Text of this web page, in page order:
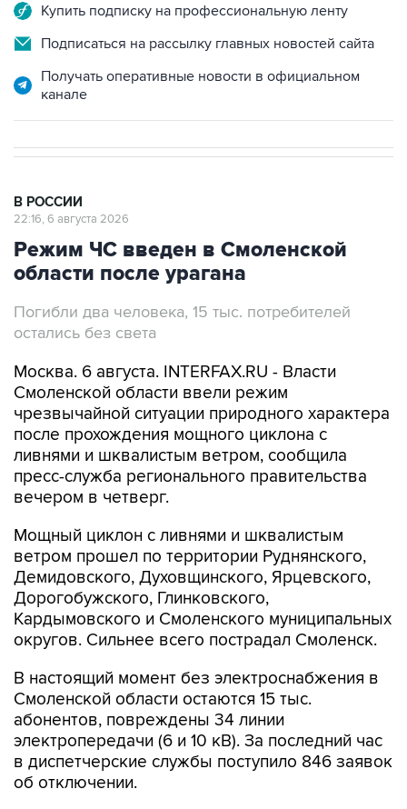
Купить подписку на профессиональную ленту
Подписаться на рассылку главных новостей сайта
Получать оперативные новости в официальном
канале
В РОССИИ
22:16, 6 августа 2026
Режим ЧС введен в Смоленской
области после урагана
Погибли два человека, 15 тыс. потребителей
остались без света
Москва. 6 августа. INTERFAX.RU - Власти
Смоленской области ввели режим
чрезвычайной ситуации природного характера
после прохождения мощного циклона с
ливнями и шквалистым ветром, сообщила
пресс-служба регионального правительства
вечером в четверг.
Мощный циклон с ливнями и шквалистым
ветром прошел по территории Руднянского,
Демидовского, Духовщинского, Ярцевского,
Дорогобужского, Глинковского,
Кардымовского и Смоленского муниципальных
округов. Сильнее всего пострадал Смоленск.
В настоящий момент без электроснабжения в
Смоленской области остаются 15 тыс.
абонентов, повреждены 34 линии
электропередачи (6 и 10 кВ). За последний час
в диспетчерские службы поступило 846 заявок
об отключении.